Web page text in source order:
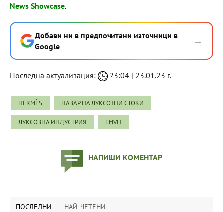
News Showcase.
Добави ни в предпочитани източници в
Google
→
Последна актуализация: 23:04 | 23.01.23 г.
HERMÈS ПАЗАР НА ЛУКСОЗНИ СТОКИ
ЛУКСОЗНА ИНДУСТРИЯ LMVH
НАПИШИ КОМЕНТАР
ПОСЛЕДНИ НАЙ-ЧЕТЕНИ